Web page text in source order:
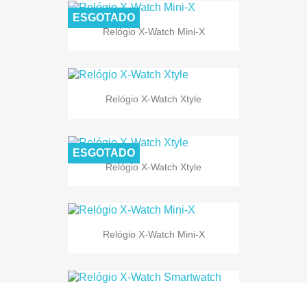
Relógio X-Watch Mini-X
ESGOTADO
Relógio X-Watch Xtyle
Relógio X-Watch Xtyle
ESGOTADO
Relógio X-Watch Mini-X